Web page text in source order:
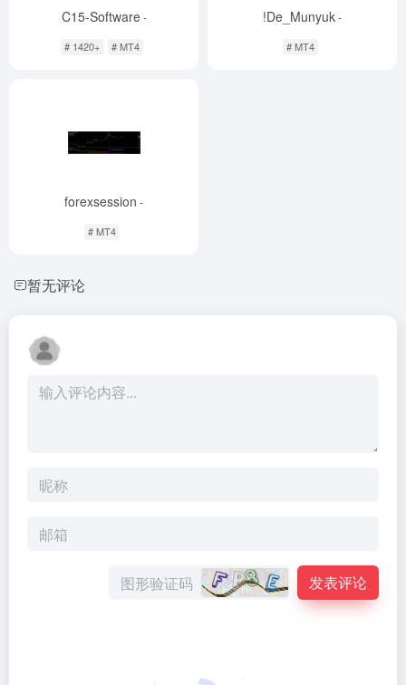
C15-Software-
# 1420+ # MT4
!De_Munyuk-
# MT4
forexsession -
# MT4
暂无评论
发表评论